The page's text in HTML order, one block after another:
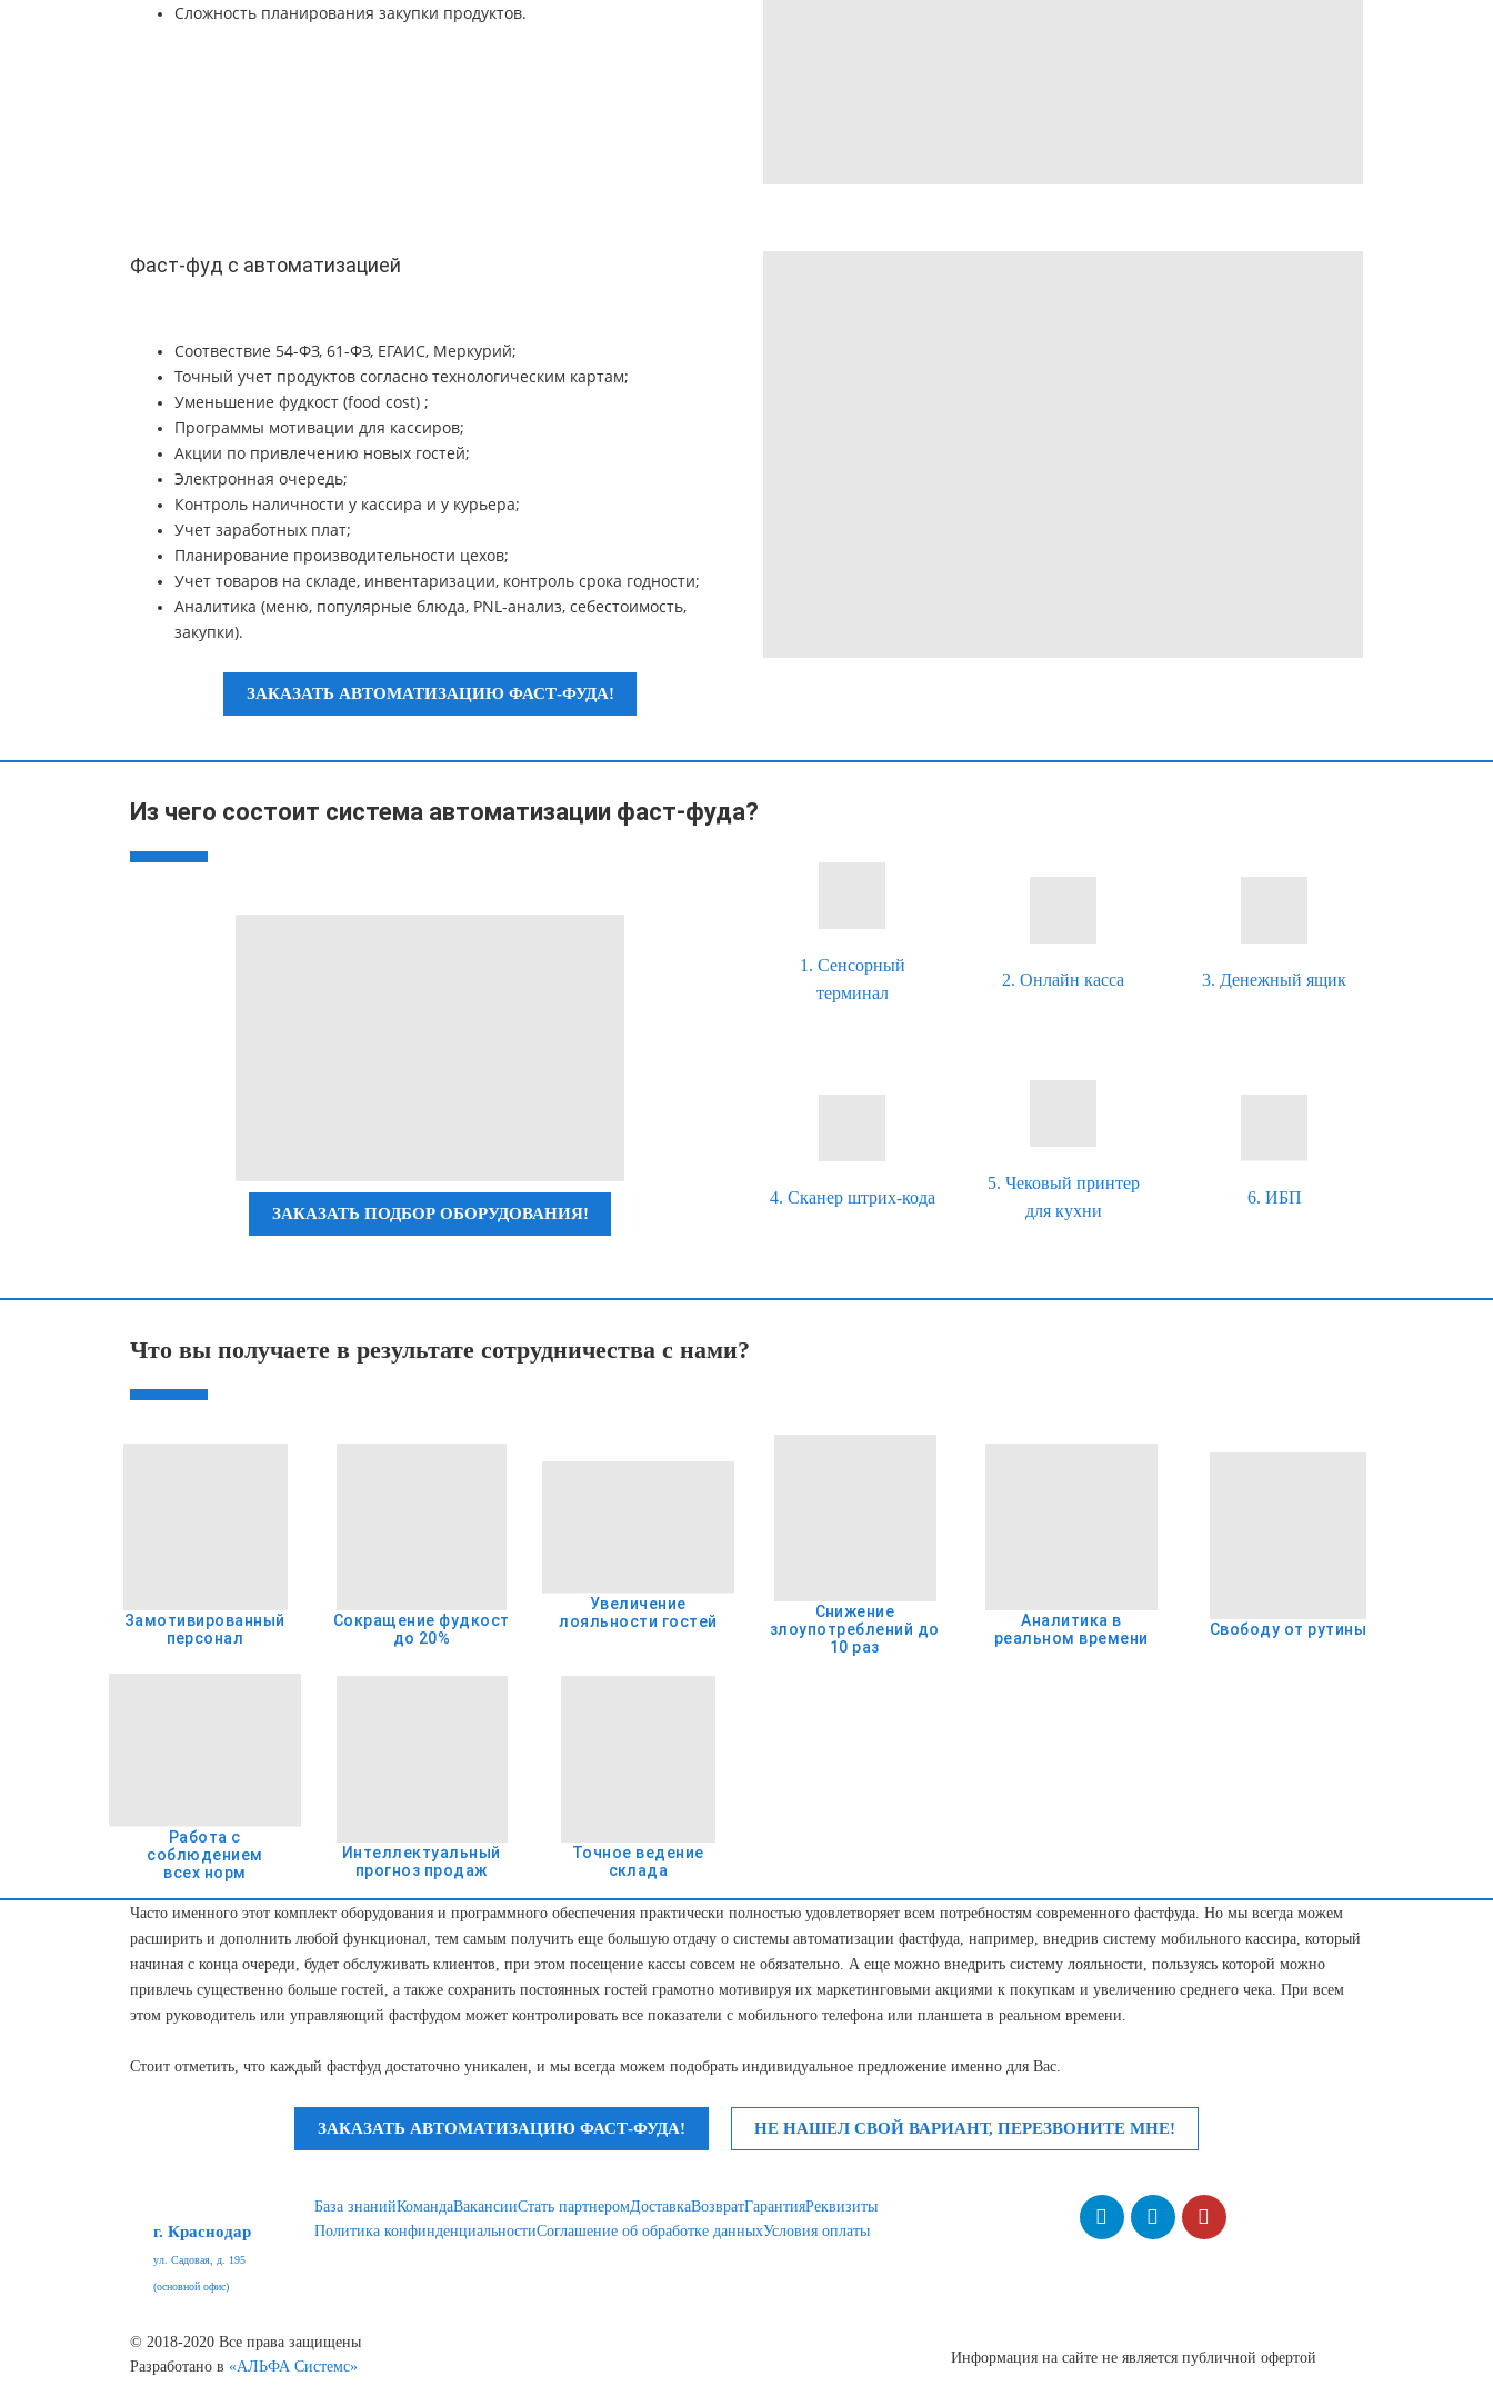
Сложность планирования закупки продуктов.
Фаст-фуд с автоматизацией
Соотвествие 54-ФЗ, 61-ФЗ, ЕГАИС, Меркурий;
Точный учет продуктов согласно технологическим картам;
Уменьшение фудкост (food cost) ;
Программы мотивации для кассиров;
Акции по привлечению новых гостей;
Электронная очередь;
Контроль наличности у кассира и у курьера;
Учет заработных плат;
Планирование производительности цехов;
Учет товаров на складе, инвентаризации, контроль срока годности;
Аналитика (меню, популярные блюда, PNL-анализ, себестоимость,
закупки).
ЗАКАЗАТЬ АВТОМАТИЗАЦИЮ ФАСТ-ФУДА!
Из чего состоит система автоматизации фаст-фуда?
ЗАКАЗАТЬ ПОДБОР ОБОРУДОВАНИЯ!
1. Сенсорный
терминал
2. Онлайн касса 3. Денежный ящик
4. Сканер штрих-кода
5. Чековый принтер
для кухни
6. ИБП
Что вы получаете в результате сотрудничества с нами?
Замотивированный
персонал
Сокращение фудкост
до 20%
Увеличение
лояльности гостей
Снижение
злоупотреблений до
10 раз
Аналитика в
реальном времени
Свободу от рутины
Работа с
соблюдением
всех норм
Интеллектуальный
прогноз продаж
Точное ведение
склада
Часто именного этот комплект оборудования и программного обеспечения практически полностью удовлетворяет всем потребностям современного фастфуда. Но мы всегда можем
расширить и дополнить любой функционал, тем самым получить еще большую отдачу о системы автоматизации фастфуда, например, внедрив систему мобильного кассира, который
начиная с конца очереди, будет обслуживать клиентов, при этом посещение кассы совсем не обязательно. А еще можно внедрить систему лояльности, пользуясь которой можно
привлечь существенно больше гостей, а также сохранить постоянных гостей грамотно мотивируя их маркетинговыми акциями к покупкам и увеличению среднего чека. При всем
этом руководитель или управляющий фастфудом может контролировать все показатели с мобильного телефона или планшета в реальном времени.
Стоит отметить, что каждый фастфуд достаточно уникален, и мы всегда можем подобрать индивидуальное предложение именно для Вас.
ЗАКАЗАТЬ АВТОМАТИЗАЦИЮ ФАСТ-ФУДА! НЕ НАШЕЛ СВОЙ ВАРИАНТ, ПЕРЕЗВОНИТЕ МНЕ!
г. Краснодар
ул. Садовая, д. 195
(основной офис)
База знанийКомандаВакансииСтать партнеромДоставкаВозвратГарантияРеквизиты
Политика конфинденциальностиСоглашение об обработке данныхУсловия оплаты
© 2018-2020 Все права защищены
Разработано в «АЛЬФА Системс» Информация на сайте не является публичной офертой